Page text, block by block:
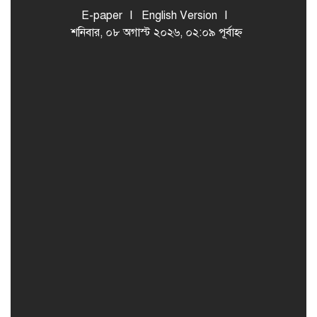
E-paper
English Version
শনিবার, ০৮ অগাস্ট ২০২৬, ০২:০৯ পূর্বাহ্ন